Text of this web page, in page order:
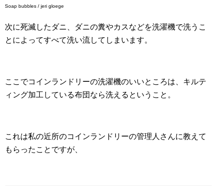
Soap bubbles / jeri gloege
次に死滅したダニ、ダニの糞やカスなどを洗濯機で洗うこ
とによってすべて洗い流してしまいます。
ここでコインランドリーの洗濯機のいいところは、キルテ
ィング加工している布団なら洗えるということ。
これは私の近所のコインランドリーの管理人さんに教えて
もらったことですが、